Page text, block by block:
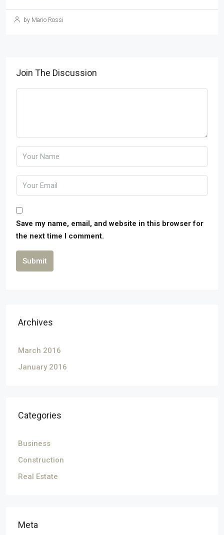
by Mario Rossi
Join The Discussion
Save my name, email, and website in this browser for
the next time I comment.
Submit
Archives
March 2016
January 2016
Categories
Business
Construction
Real Estate
Meta